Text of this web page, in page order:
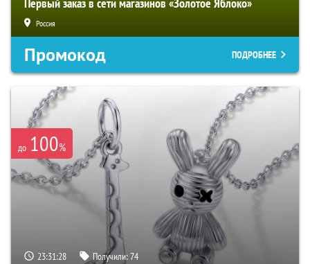
Первый заказ в сети магазинов «Золотое Яблоко»
Россия
Промокод ПОДРОБНЕЕ
до 100%
23:31:27 Получили:74